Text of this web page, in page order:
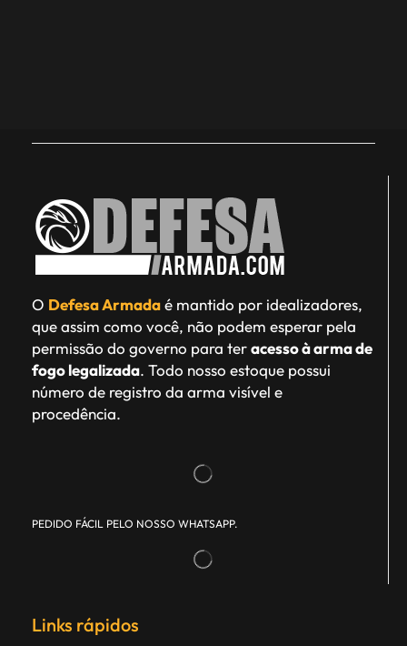
O Defesa Armadaé mantido por idealizadores,
que assim como você, não podem esperar pela
permissão do governo para teracesso à arma de
fogo legalizada. Todo nosso estoque possui
número de registro da arma visível e
procedência.
PEDIDO FÁCIL PELO NOSSO WHATSAPP.
Links rápidos